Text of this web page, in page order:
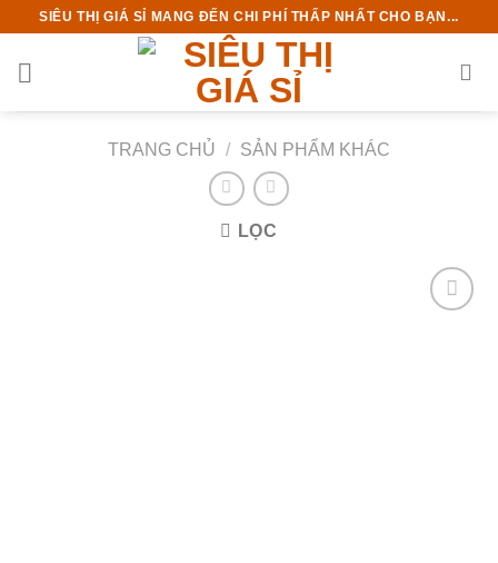
Chuyển
nội
SIÊU THỊ GIÁ SỈ MANG ĐẾN CHI PHÍ THẤP NHẤT CHO BẠN...
TRANG CHỦ / SẢN PHẨM KHÁC
LỌC